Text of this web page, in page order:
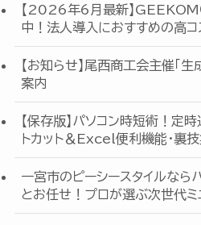
【2026年6月最新】GEEKOM
中！法人導入におすすめの高
【お知らせ】尾西商工会主催「
案内
【保存版】パソコン時短術！定
トカット＆Excel便利機能・裏
一宮市のピーシースタイルなら
とお任せ！プロが選ぶ次世代ミ